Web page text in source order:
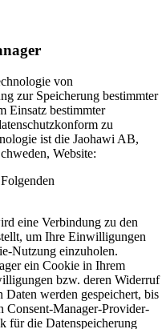
von
zur Speicherung bestimmter
Einsatz bestimmter
zu
ist die Jaohawi AB,
Website:
eine Verbindung zu den
um Ihre Einwilligungen
Nutzung einzuholen.
ein Cookie in Ihrem
bzw. deren Widerruf
Daten werden gespeichert, bis
Consent-Manager-Provider-
für die Datenspeicherung